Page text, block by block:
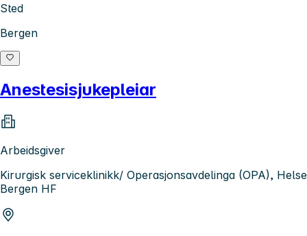
Sted
Bergen
Anestesisjukepleiar
Arbeidsgiver
Kirurgisk serviceklinikk/ Operasjonsavdelinga (OPA), Helse
Bergen HF